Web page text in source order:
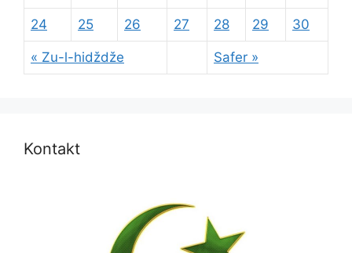
« Zu-l-hidždže Safer »
24 25 26 27 28 29 30
Kontakt